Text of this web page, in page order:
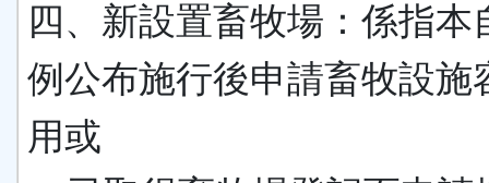
四、新設置畜牧場：係指本
例公布施行後申請畜牧設施
用或